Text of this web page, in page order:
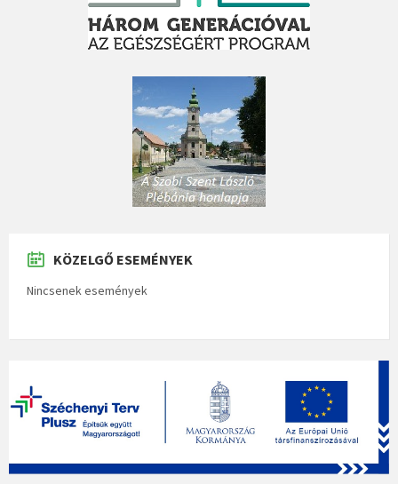
KÖZELGŐ ESEMÉNYEK
Nincsenek események